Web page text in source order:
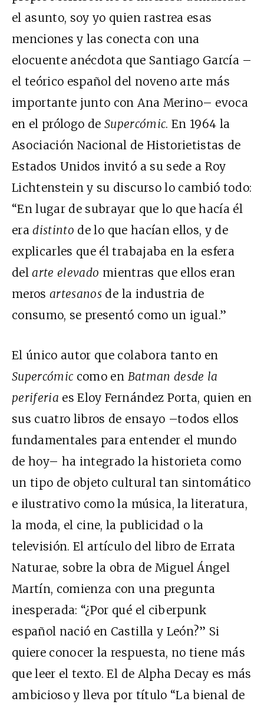
el asunto, soy yo quien rastrea esas
menciones y las conecta con una
elocuente anécdota que Santiago García –
el teórico español del noveno arte más
importante junto con Ana Merino– evoca
en el prólogo de Supercómic. En 1964 la
Asociación Nacional de Historietistas de
Estados Unidos invitó a su sede a Roy
Lichtenstein y su discurso lo cambió todo:
“En lugar de subrayar que lo que hacía él
eradistinto de lo que hacían ellos, y de
explicarles que él trabajaba en la esfera
delarte elevado mientras que ellos eran
merosartesanos de la industria de
consumo, se presentó como un igual.”
El único autor que colabora tanto en
Supercómic como en Batman desde la
periferia es Eloy Fernández Porta, quien en
sus cuatro libros de ensayo –todos ellos
fundamentales para entender el mundo
de hoy– ha integrado la historieta como
un tipo de objeto cultural tan sintomático
e ilustrativo como la música, la literatura,
la moda, el cine, la publicidad o la
televisión. El artículo del libro de Errata
Naturae, sobre la obra de Miguel Ángel
Martín, comienza con una pregunta
inesperada: “¿Por qué el ciberpunk
español nació en Castilla y León?” Si
quiere conocer la respuesta, no tiene más
que leer el texto. El de Alpha Decay es más
ambicioso y lleva por título “La bienal de